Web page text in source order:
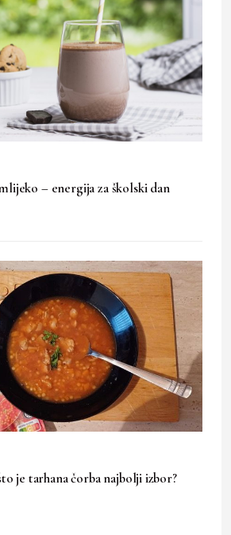
– energija za školski dan
je tarhana čorba najbolji izbor?